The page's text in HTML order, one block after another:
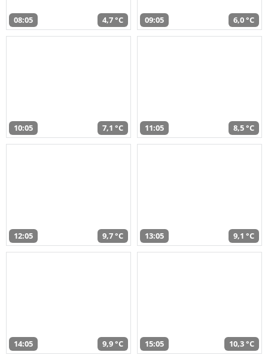
08:05 4,7 °C 09:05 6,0 °C
10:05 7,1 °C 11:05 8,5 °C
12:05 9,7 °C 13:05 9,1 °C
14:05 9,9 °C 15:05 10,3 °C